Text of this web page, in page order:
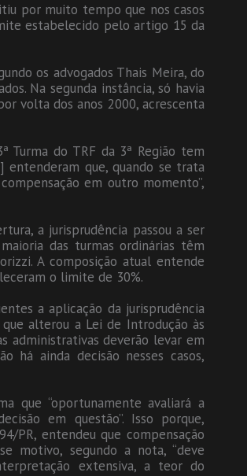
por muito tempo que nos casos
estabelecido pelo artigo 15 da
os advogados Thais Meira, do
Na segunda instância, só havia
volta dos anos 2000, acrescenta
Turma do TRF da 3ª Região tem
entenderam que, quando se trata
em outro momento”,
a jurisprudência passou a ser
das turmas ordinárias têm
A composição atual entende
o limite de 30%.
a aplicação da jurisprudência
alterou a Lei de Introdução às
administrativas deverão levar em
há ainda decisão nesses casos,
que “oportunamente avaliará a
em questão”. Isso porque,
PR, entendeu que compensação
motivo, segundo a nota, “deve
extensiva, a teor do